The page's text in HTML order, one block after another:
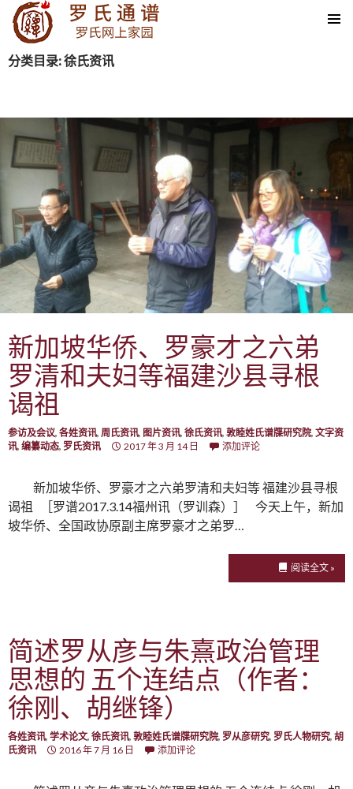
SKIP TO CONTENT
分类目录: 徐氏资讯
新加坡华侨、罗豪才之六弟
罗清和夫妇等福建沙县寻根
谒祖
参访及会议, 各姓资讯, 周氏资讯, 图片资讯, 徐氏资讯, 敦睦姓氏谱牒研究院, 文字资
讯, 编纂动态, 罗氏资讯 2017 年 3 月 14 日 添加评论
新加坡华侨、罗豪才之六弟罗清和夫妇等 福建沙县寻根
谒祖 ［罗谱2017.3.14福州讯（罗训森）］ 今天上午，新加
坡华侨、全国政协原副主席罗豪才之弟罗…
阅读全文 »
简述罗从彦与朱熹政治管理
思想的 五个连结点（作者：
徐刚、胡继锋）
各姓资讯, 学术论文, 徐氏资讯, 敦睦姓氏谱牒研究院, 罗从彦研究, 罗氏人物研究, 胡
氏资讯
2016 年 7 月 16 日 添加评论